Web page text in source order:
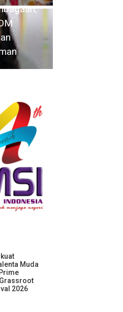
Baru
Muda
2026